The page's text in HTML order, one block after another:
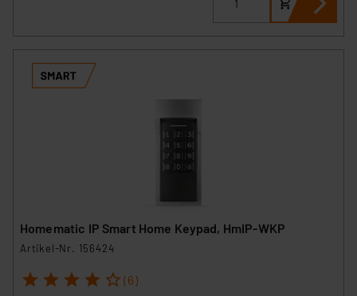
(1) lit. a DSGVO. Nähere Infos zu diesen Drittanbietern
Angemessenheitsbeschluss der EU. Dies bedeutet,
dass die USA als Land mit unzureichendem
besteht etwa das Risiko, dass US-Behörden
personenbezogene Daten in
Überwachungsprogrammen verarbeiten, ohne dass
Unsere Kooperation mit diesen Dienstleistern stützt
Europäischen Kommission sowie einer eigenen
insbesondere der Art der übermittelten Daten,
Homematic IP Smart Home Keypad, HmIP-WKP
Artikel-Nr. 156424
1 2 3 4 5 (6)